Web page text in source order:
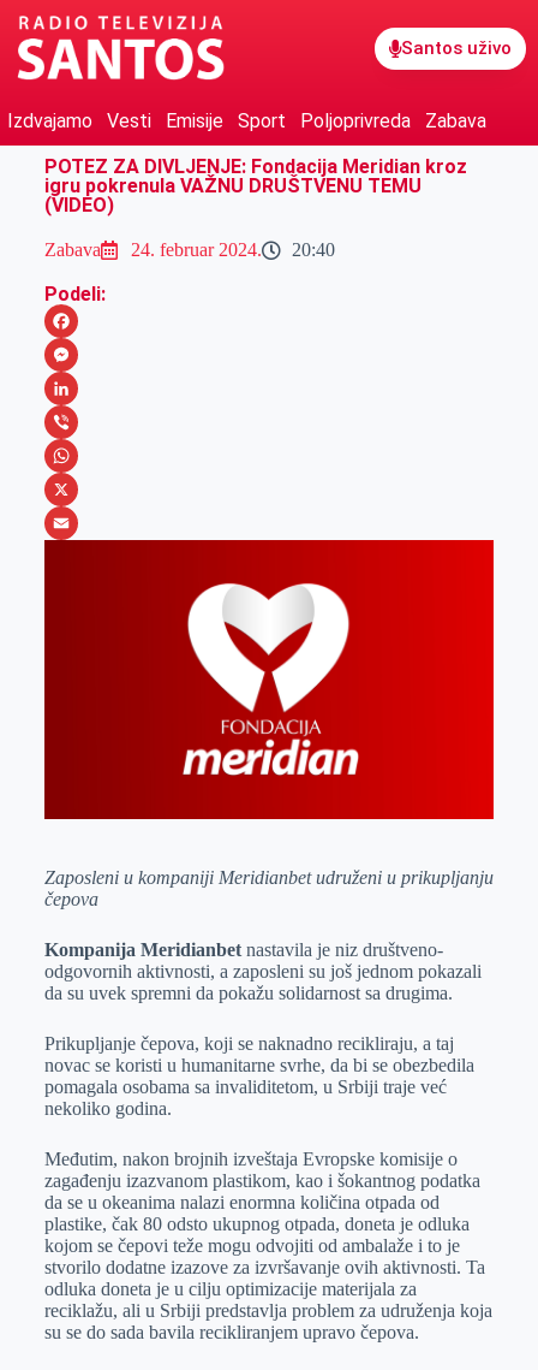
Santos uživo
Izdvajamo Vesti Emisije Sport Poljoprivreda
Zabava
POTEZ ZA DIVLJENJE: Fondacija Meridian kroz
igru pokrenula VAŽNU DRUŠTVENU TEMU
(VIDEO)
Zabava 24. februar 2024. 20:40
Podeli:
F
a
c
e
b
o
M
e
s
s
e
L
i
n
k
V
i
b
W
h
X
Zaposleni u kompaniji Meridianbet udruženi u prikupljanju
čepova
Kompanija Meridianbetnastavila je niz društveno-
odgovornih aktivnosti, a zaposleni su još jednom pokazali
da su uvek spremni da pokažu solidarnost sa drugima.
Prikupljanje čepova, koji se naknadno recikliraju, a taj
novac se koristi u humanitarne svrhe, da bi se obezbedila
pomagala osobama sa invaliditetom, u Srbiji traje već
nekoliko godina.
Međutim, nakon brojnih izveštaja Evropske komisije o
zagađenju izazvanom plastikom, kao i šokantnog podatka
da se u okeanima nalazi enormna količina otpada od
plastike, čak 80 odsto ukupnog otpada, doneta je odluka
kojom se čepovi teže mogu odvojiti od ambalaže i to je
stvorilo dodatne izazove za izvršavanje ovih aktivnosti. Ta
odluka doneta je u cilju optimizacije materijala za
reciklažu, ali u Srbiji predstavlja problem za udruženja koja
su se do sada bavila recikliranjem upravo čepova.